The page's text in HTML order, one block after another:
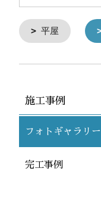
平屋
施工事例
フォトギャラリー
完工事例